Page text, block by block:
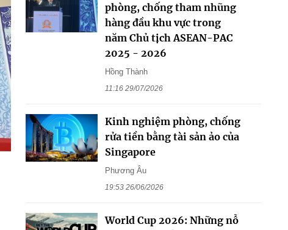
phòng, chống tham nhũng
hàng đầu khu vực trong
năm Chủ tịch ASEAN-PAC
2025 - 2026
Hồng Thành
11:16 29/07/2026
Kinh nghiệm phòng, chống
rửa tiền bằng tài sản ảo của
Singapore
Phương Âu
19:53 26/06/2026
World Cup 2026: Những nỗ